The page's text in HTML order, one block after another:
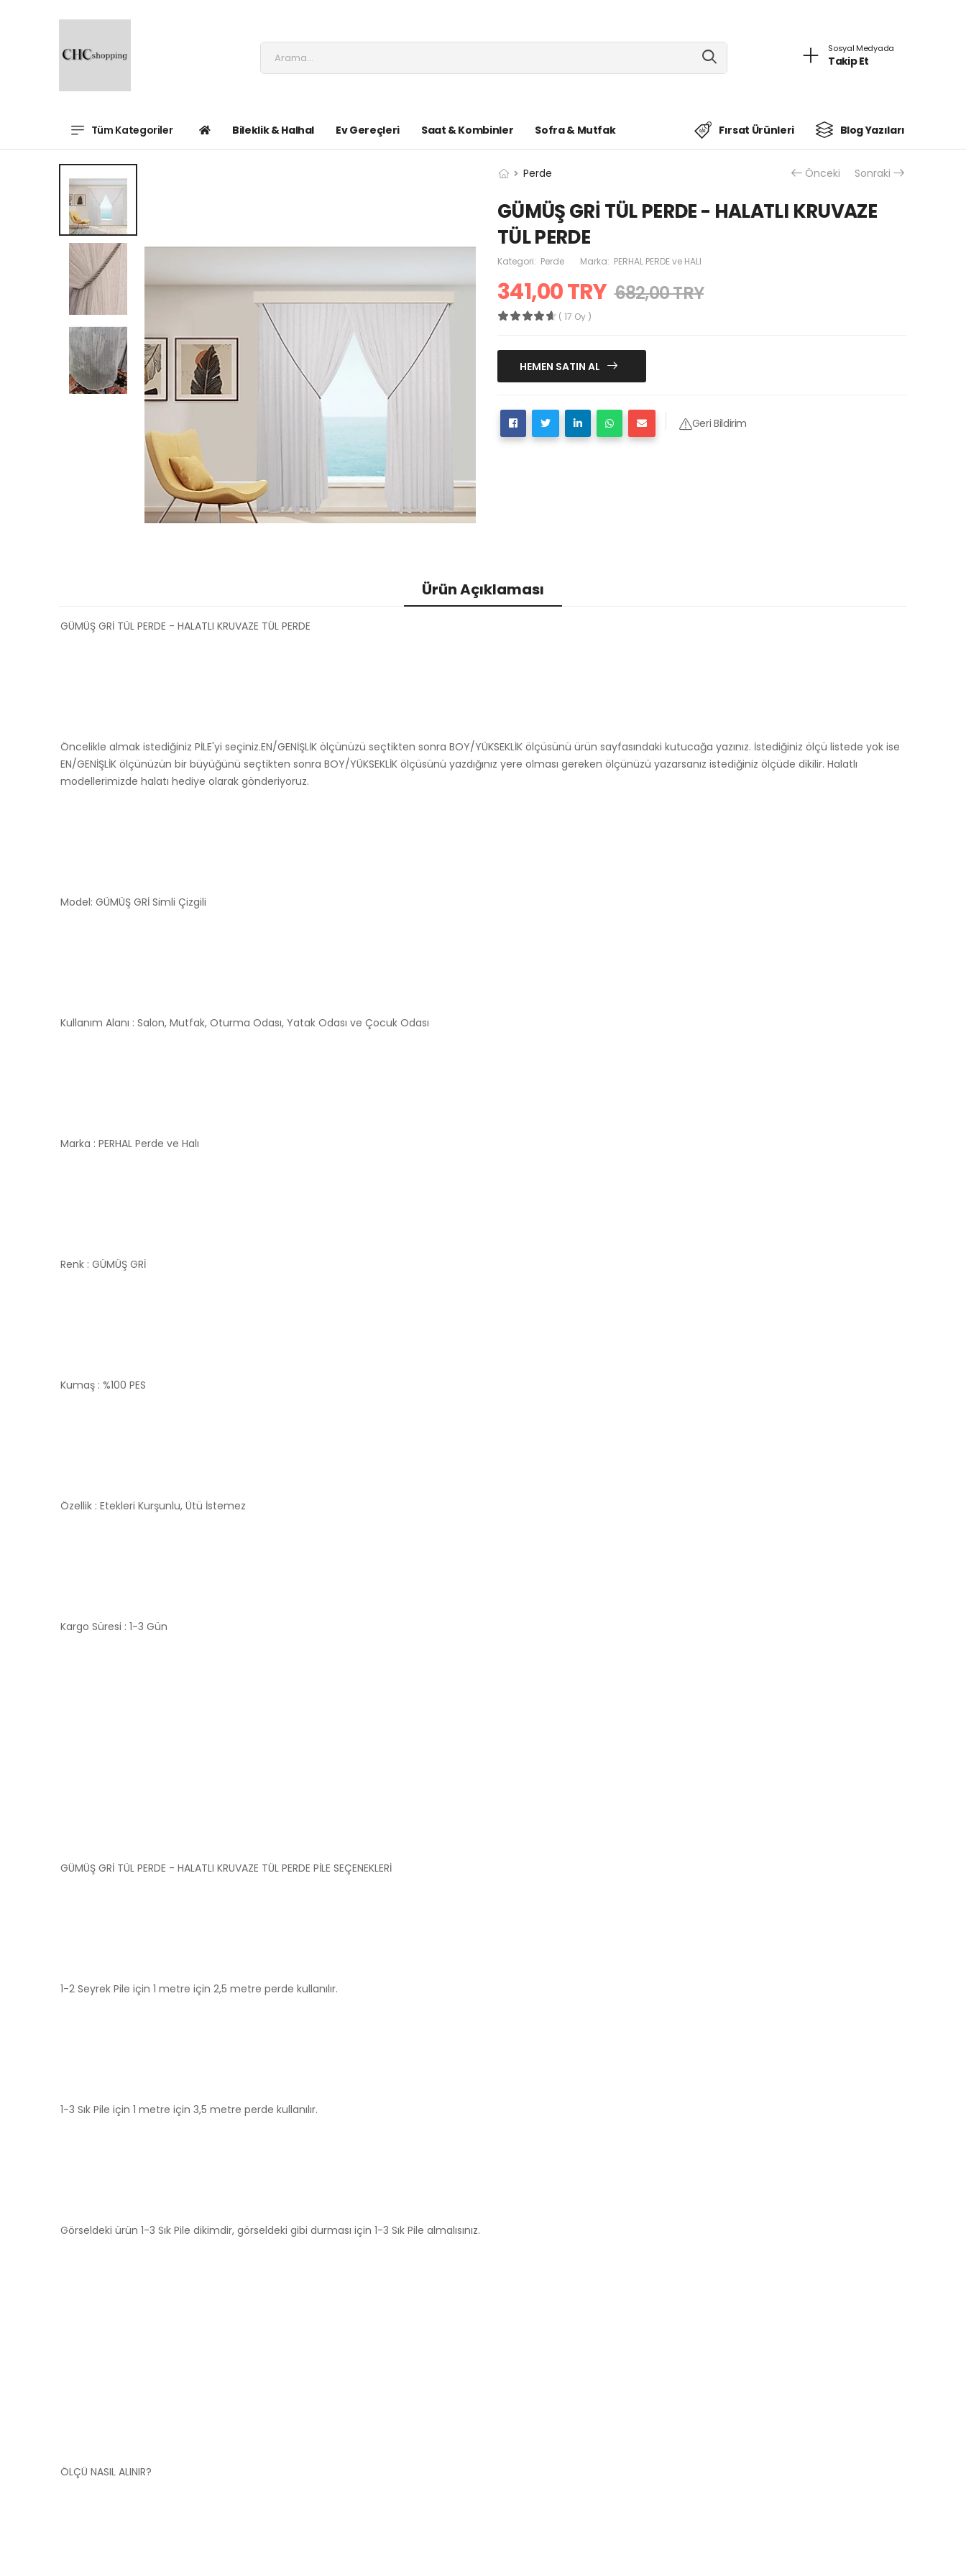
Sosyal Medyada
Takip Et
Tüm Kategoriler Bileklik & Halhal Ev Gereçleri Saat & Kombinler Sofra & Mutfak Fırsat Ürünleri Blog Yazıları
Perde Önceki Sonraki
GÜMÜŞ GRİ TÜL PERDE - HALATLI KRUVAZE
TÜL PERDE
Kategori: Perde Marka: PERHAL PERDE ve HALI
341,00 TRY 682,00 TRY
( 17 Oy )
HEMEN SATIN AL
Geri Bildirim
Ürün Açıklaması
GÜMÜŞ GRİ TÜL PERDE - HALATLI KRUVAZE TÜL PERDE
Öncelikle almak istediğiniz PİLE'yi seçiniz.EN/GENİŞLİK ölçünüzü seçtikten sonra BOY/YÜKSEKLİK ölçüsünü ürün sayfasındaki kutucağa yazınız. İstediğiniz ölçü listede yok ise
EN/GENİŞLİK ölçünüzün bir büyüğünü seçtikten sonra BOY/YÜKSEKLİK ölçüsünü yazdığınız yere olması gereken ölçünüzü yazarsanız istediğiniz ölçüde dikilir. Halatlı
modellerimizde halatı hediye olarak gönderiyoruz.
Model: GÜMÜŞ GRİ Simli Çizgili
Kullanım Alanı : Salon, Mutfak, Oturma Odası, Yatak Odası ve Çocuk Odası
Marka : PERHAL Perde ve Halı
Renk : GÜMÜŞ GRİ
Kumaş : %100 PES
Özellik : Etekleri Kurşunlu, Ütü İstemez
Kargo Süresi : 1-3 Gün
GÜMÜŞ GRİ TÜL PERDE - HALATLI KRUVAZE TÜL PERDE PİLE SEÇENEKLERİ
1-2 Seyrek Pile için 1 metre için 2,5 metre perde kullanılır.
1-3 Sık Pile için 1 metre için 3,5 metre perde kullanılır.
Görseldeki ürün 1-3 Sık Pile dikimdir, görseldeki gibi durması için 1-3 Sık Pile almalısınız.
ÖLÇÜ NASIL ALINIR?